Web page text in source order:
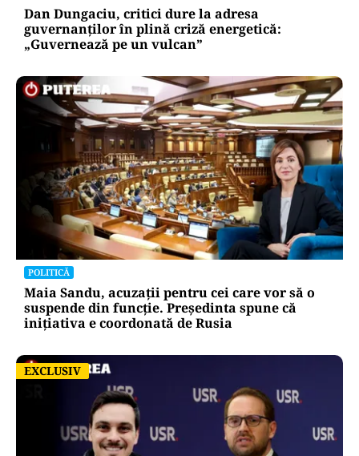
Dan Dungaciu, critici dure la adresa
guvernanților în plină criză energetică:
„Guvernează pe un vulcan”
POLITICĂ
Maia Sandu, acuzații pentru cei care vor să o
suspende din funcție. Președinta spune că
inițiativa e coordonată de Rusia
EXCLUSIV
EXCLUSIV